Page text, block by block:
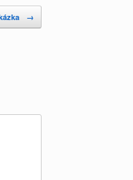
→